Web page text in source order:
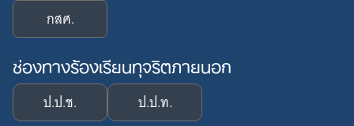
กสศ.
ช่องทางร้องเรียนทุจริตภายนอก
ป.ป.ช. ป.ป.ท.